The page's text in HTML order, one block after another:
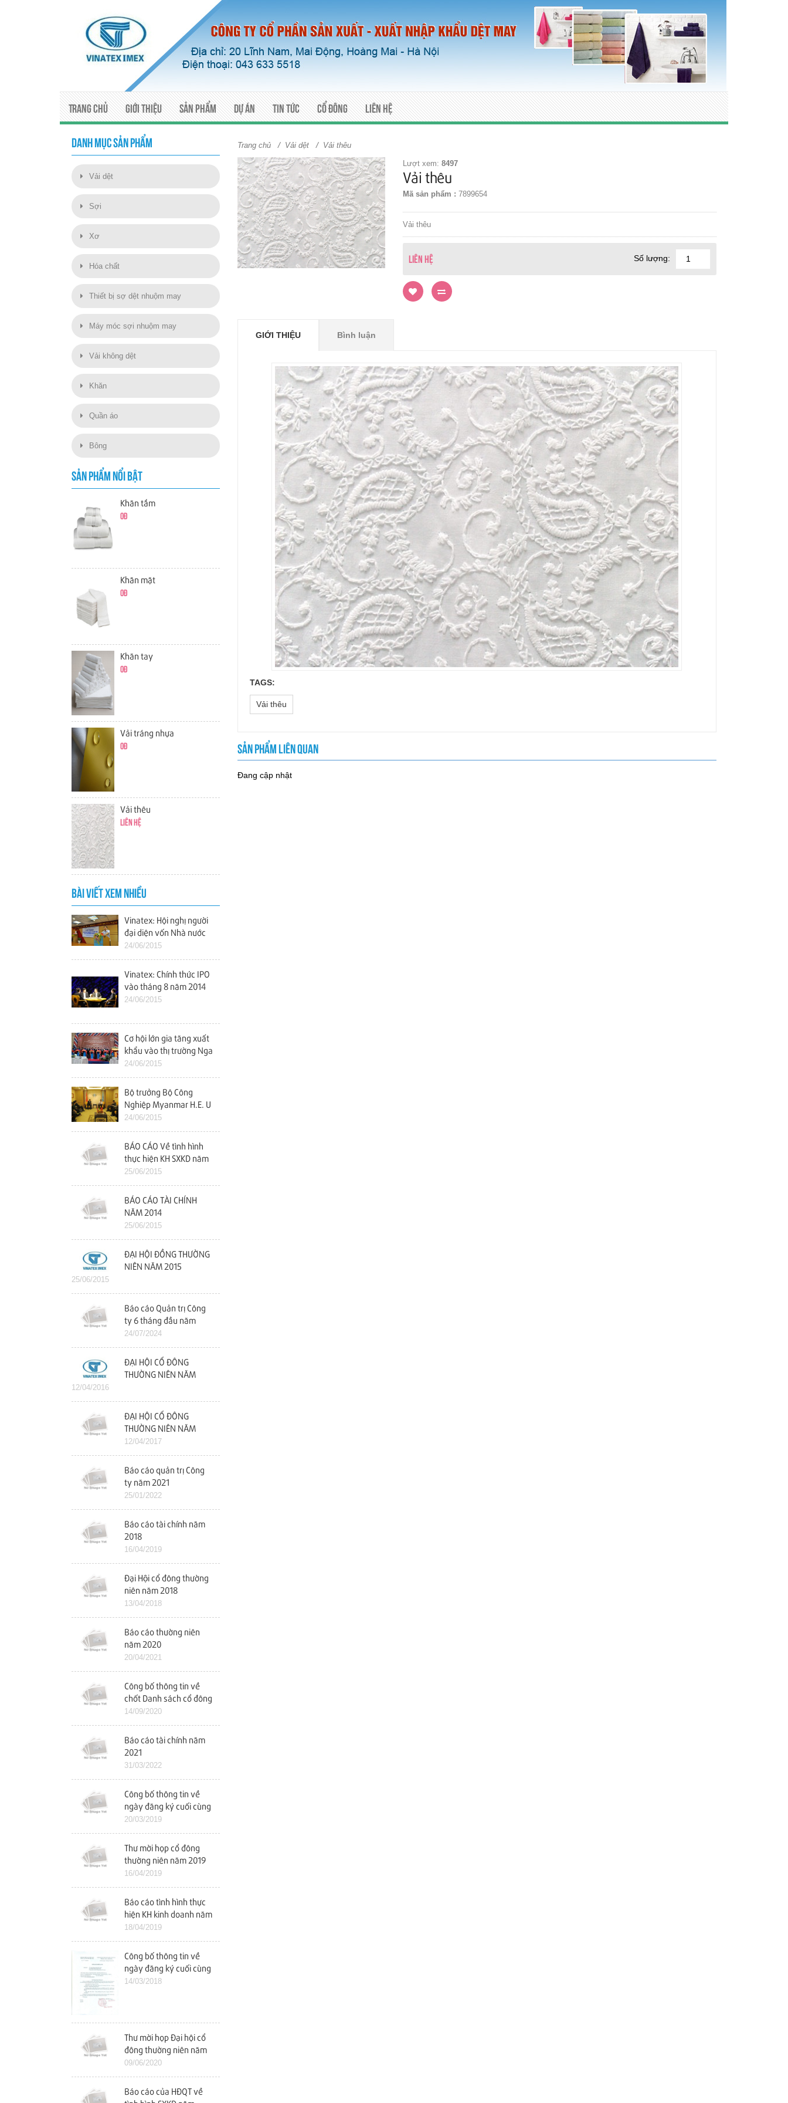
Trang chủ Giới thiệu Sản phẩm Dự án Tin tức Cổ đông Liên hệ
DANH MỤC SẢN PHẨM
Vải dệt
Sợi
Xơ
Hóa chất
Thiết bị sợ dệt nhuộm may
Máy móc sợi nhuộm may
Vải không dệt
Khăn
Quần áo
Bông
SẢN PHẨM NỔI BẬT
Khăn tắm
0đ
Khăn mặt
0đ
Khăn tay
0đ
Vải tráng nhựa
0đ
Vải thêu
Liên hệ
BÀI VIẾT XEM NHIỀU
Vinatex: Hội nghị người
đại diện vốn Nhà nước
tại các doanh nghiệp
24/06/2015
Vinatex: Chính thức IPO
vào tháng 8 năm 2014
24/06/2015
Cơ hội lớn gia tăng xuất
khẩu vào thị trường Nga
24/06/2015
Bộ trưởng Bộ Công
Nghiệp Myanmar H.E. U
Maung Myint Thăm và
làm việc với Vinatex
24/06/2015
BÁO CÁO Về tình hình
thực hiện KH SXKD năm
2014 và kế hoạch năm
2015
25/06/2015
BÁO CÁO TÀI CHÍNH
NĂM 2014
25/06/2015
ĐẠI HỘI ĐỒNG THƯỜNG
NIÊN NĂM 2015
25/06/2015
Báo cáo Quản trị Công
ty 6 tháng đầu năm
2024
24/07/2024
ĐẠI HỘI CỔ ĐÔNG
THƯỜNG NIÊN NĂM
12/04/2016
ĐẠI HỘI CỔ ĐÔNG
THƯỜNG NIÊN NĂM
2017
12/04/2017
Báo cáo quản trị Công
ty năm 2021
25/01/2022
Báo cáo tài chính năm
2018
16/04/2019
Đại Hội cổ đông thường
niên năm 2018
13/04/2018
Báo cáo thường niên
năm 2020
20/04/2021
Công bố thông tin về
chốt Danh sách cổ đông
để tổ chức ĐHCĐ bất
thường
14/09/2020
Báo cáo tài chính năm
2021
31/03/2022
Công bố thông tin về
ngày đăng ký cuối cùng
chốt danh sách cổ đông
dự ĐHCĐ năm 2019
20/03/2019
Thư mời họp cổ đông
thường niên năm 2019
16/04/2019
Báo cáo tình hình thực
hiện KH kinh doanh năm
2018 và KH kinh doanh
năm 2019
18/04/2019
Công bố thông tin về
ngày đăng ký cuối cùng
tham dự ĐHCĐ năm
14/03/2018
Thư mời họp Đại hội cổ
đông thường niên năm
2020
09/06/2020
Báo cáo của HĐQT về
Trang chủ/ Vải dệt/ Vải thêu
Lượt xem: 8497
Vải thêu
Mã sản phẩm : 7899654
Vải thêu
Liên hệ Số lượng:
GIỚI THIỆU Bình luận
TAGS:
Vải thêu
SẢN PHẨM LIÊN QUAN
Đang cập nhật